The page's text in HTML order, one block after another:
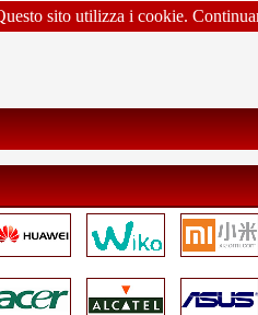
sito utilizza i cookie.